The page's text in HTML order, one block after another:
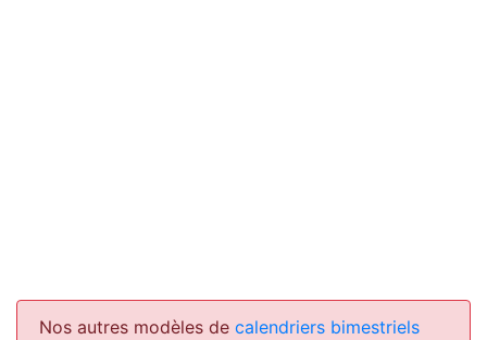
Nos autres modèles de calendriers bimestriels